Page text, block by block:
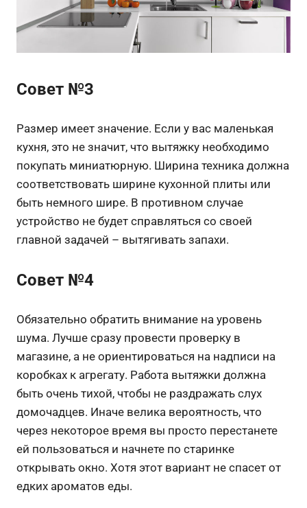
Совет №3
Размер имеет значение. Если у вас маленькая
кухня, это не значит, что вытяжку необходимо
покупать миниатюрную. Ширина техника должна
соответствовать ширине кухонной плиты или
быть немного шире. В противном случае
устройство не будет справляться со своей
главной задачей – вытягивать запахи.
Совет №4
Обязательно обратить внимание на уровень
шума. Лучше сразу провести проверку в
магазине, а не ориентироваться на надписи на
коробках к агрегату. Работа вытяжки должна
быть очень тихой, чтобы не раздражать слух
домочадцев. Иначе велика вероятность, что
через некоторое время вы просто перестанете
ей пользоваться и начнете по старинке
открывать окно. Хотя этот вариант не спасет от
едких ароматов еды.